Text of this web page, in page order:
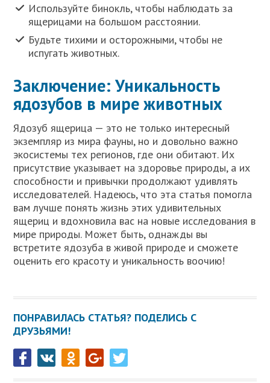
Используйте бинокль, чтобы наблюдать за
ящерицами на большом расстоянии.
Будьте тихими и осторожными, чтобы не
испугать животных.
Заключение: Уникальность
ядозубов в мире животных
Ядозуб ящерица — это не только интересный
экземпляр из мира фауны, но и довольно важно
экосистемы тех регионов, где они обитают. Их
присутствие указывает на здоровье природы, а их
способности и привычки продолжают удивлять
исследователей. Надеюсь, что эта статья помогла
вам лучше понять жизнь этих удивительных
ящериц и вдохновила вас на новые исследования в
мире природы. Может быть, однажды вы
встретите ядозуба в живой природе и сможете
оценить его красоту и уникальность воочию!
ПОНРАВИЛАСЬ СТАТЬЯ? ПОДЕЛИСЬ С
ДРУЗЬЯМИ!